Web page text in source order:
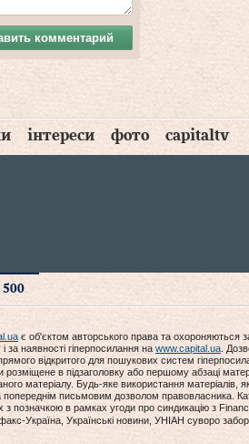
комментарий
інтереси фото capitaltv
є об'єктом авторського права та охороняються
за наявності гіперпосилання на www.capital.ua .
відкритого для пошукових систем
в підзаголовку або першому абзаці
матеріалу. Будь-яке використання матеріалів,
письмовим дозволом правовласника.
з позначкою в рамках угоди про синдикацію з
Україна, Українські новини, УНІАН суворо